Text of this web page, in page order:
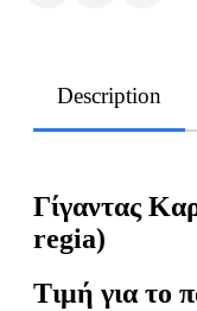
Description
Γίγαντας
regia)
Τιμή για το